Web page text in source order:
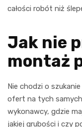
całości robót niż
Jak nie
montaż
Nie chodzi o
ofert na tych
wykonawcy, gdzie
jakiej grubości i czy